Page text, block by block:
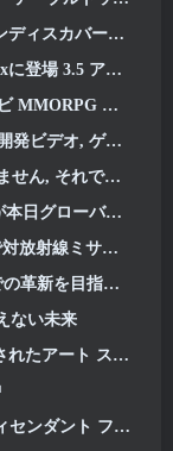
ーズンの開始を発表
アップデート
発表, オンラインで維持
の詳細を共有する
しみは終わりません
ローバルで開始
子支援手段を追加
いるかもしれない
ない未来
魔法少女 RPG を開発中
祝う 2026 ストリーム